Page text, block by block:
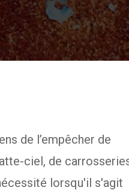
de l’empêcher de
ciel, de
lorsqu'il s'agit